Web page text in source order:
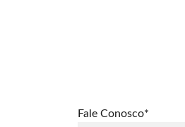
Fale Conosco*